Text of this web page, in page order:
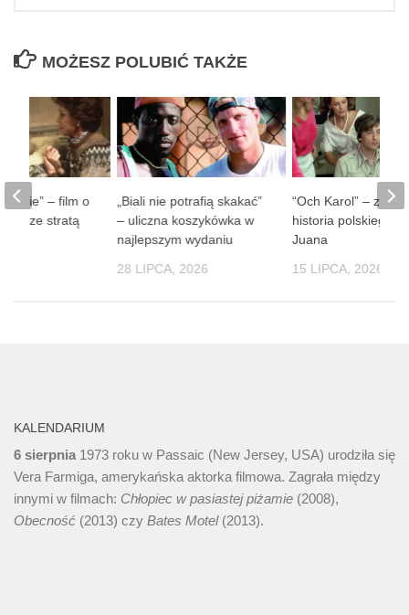
MOŻESZ POLUBIĆ TAKŻE
„Biali nie potrafią skakać”
– uliczna koszykówka w
najlepszym wydaniu
28 LIPCA, 2026
“Och Karol” –
historia polskiego
Juana
15 LIPCA, 2026
ludzie” – film o
ze stratą
KALENDARIUM
6 sierpnia 1973 roku w Passaic (New Jersey, USA) urodziła się
Vera Farmiga, amerykańska aktorka filmowa. Zagrała między
innymi w filmach: Chłopiec w pasiastej piżamie (2008),
Obecność (2013) czy Bates Motel(2013).